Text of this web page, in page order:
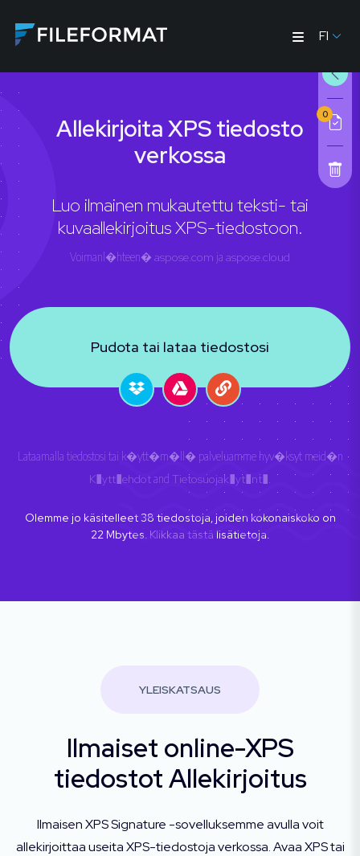
FI
0
Allekirjoita XPS tiedosto
verkossa
Luo ilmainen mukautettu teksti- tai
kuvaallekirjoitus XPS-tiedostoon.
Voimanl�hteen� aspose.com ja aspose.cloud
Pudota tai lataa tiedostosi
Lataamalla tiedostosi tai k�ytt�m�ll� palveluamme hyv�ksyt meid�n
K�ytt�ehdotand Tietosuojak�yt�nt�
Olemme jo käsitelleet38 tiedostoja, joiden kokonaiskoko on
22 Mbytes. Klikkaa tästä lisätietoja.
YLEISKATSAUS
Ilmaiset online-XPS
tiedostot Allekirjoitus
Ilmaisen XPS Signature -sovelluksemme avulla voit
allekirjoittaa useita XPS-tiedostoja verkossa. Avaa XPS tai